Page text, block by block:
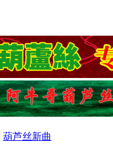
葫芦丝新曲